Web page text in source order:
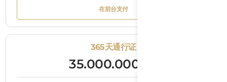
Text
Button
Text
在前台支付
在前台支付
365天通行证
35.000.000